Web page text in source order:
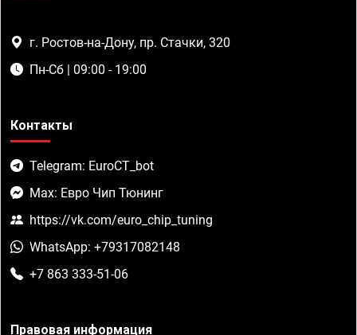
г. Ростов-на-Дону, пр. Стачки, 320
Пн-Сб | 09:00 - 19:00
Контакты
Telegram: EuroCT_bot
Max: Евро Чип Тюнинг
https://vk.com/euro_chip_tuning
WhatsApp: +79317082148
+7 863 333-51-06
Правовая информация